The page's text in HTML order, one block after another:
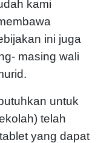
kami
ini juga
masing wali
untuk
telah
yang dapat